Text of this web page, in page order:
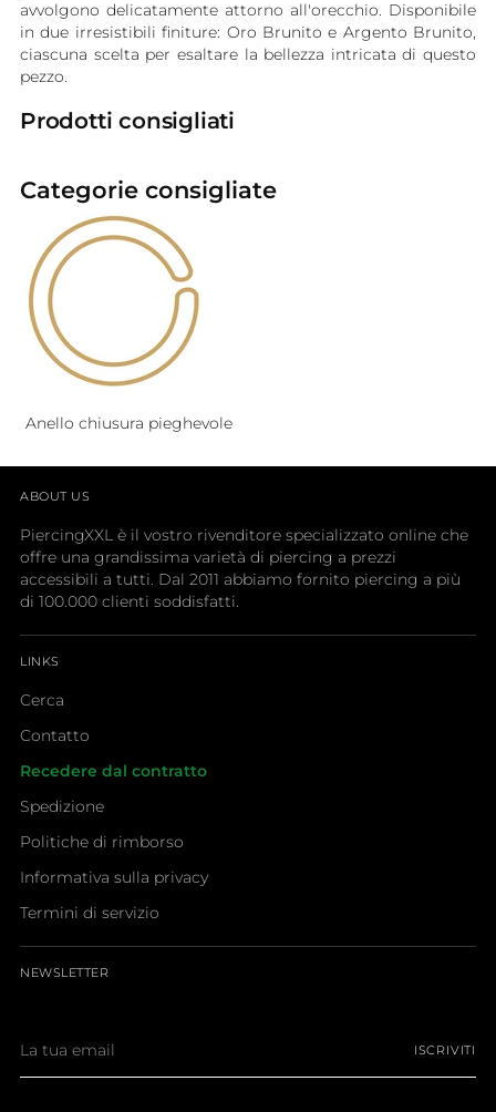
avvolgono delicatamente attorno all'orecchio. Disponibile
in due irresistibili finiture: Oro Brunito e Argento Brunito,
ciascuna scelta per esaltare la bellezza intricata di questo
pezzo.
Prodotti consigliati
Categorie consigliate
Anello chiusura pieghevole
ABOUT US
PiercingXXL è il vostro rivenditore specializzato online che
offre una grandissima varietà di piercing a prezzi
accessibili a tutti. Dal 2011 abbiamo fornito piercing a più
di 100.000 clienti soddisfatti.
LINKS
Cerca
Contatto
Recedere dal contratto
Spedizione
Politiche di rimborso
Informativa sulla privacy
Termini di servizio
NEWSLETTER
tua
email
ISCRIVITI